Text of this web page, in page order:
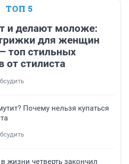
ТОП 5
и делают моложе:
для женщин
топ стильных
от стилиста
Почему нельзя купаться
жизни четверть закончил